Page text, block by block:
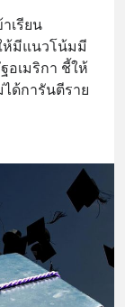
เรียน
ห้มีแนวโน้มมี
อเมริกา ชี้ให้
ด้การันตีราย